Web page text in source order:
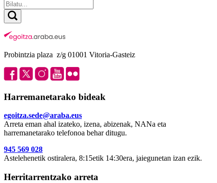
Probintzia plaza z/g 01001 Vitoria-Gasteiz
Harremanetarako bideak
egoitza.sede@araba.eus
Arreta eman ahal izateko, izena, abizenak, NANa eta
harremanetarako telefonoa behar ditugu.
945 569 028
Astelehenetik ostiralera, 8:15etik 14:30era, jaiegunetan izan ezik.
Herritarrentzako arreta